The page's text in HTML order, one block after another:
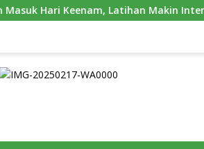
Makin Intensif Jelang Upacara 17